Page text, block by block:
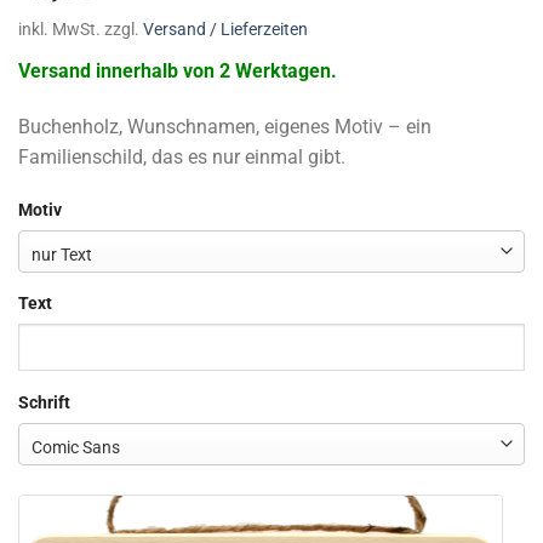
inkl. MwSt. zzgl. Versand / Lieferzeiten
Versand innerhalb von 2 Werktagen.
Buchenholz, Wunschnamen, eigenes Motiv – ein
Familienschild, das es nur einmal gibt.
Motiv
Text
Schrift